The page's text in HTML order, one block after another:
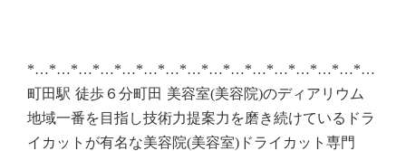
*…*…*…*…*…*…*…*…*…*…*…*…*…*…*…*…
町田駅 徒歩６分町田 美容室(美容院)のディアリウム
地域一番を目指し技術力提案力を磨き続けているドラ
イカットが有名な美容院(美容室)ドライカット専門